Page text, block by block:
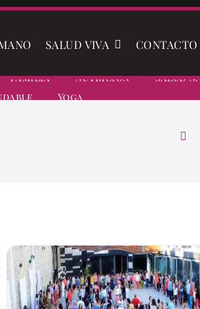
SALUD VIVA CONTACTO
Familia Nutrición
Salud
Yoga